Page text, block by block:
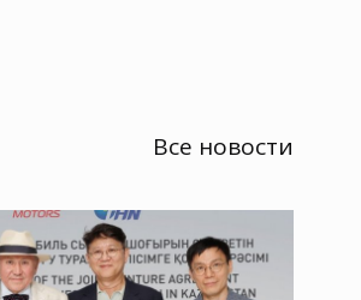
Все новости